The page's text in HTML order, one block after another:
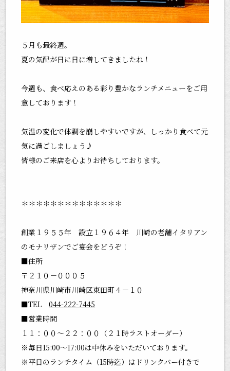
５月も最終週。
夏の気配が日に日に増してきましたね！
今週も、食べ応えのある彩り豊かなランチメニューをご用
意しております！
気温の変化で体調を崩しやすいですが、しっかり食べて元
気に過ごしましょう♪
皆様のご来店を心よりお待ちしております。
＊＊＊＊＊＊＊＊＊＊＊＊＊＊
創業１９５５年 設立１９６４年 川崎の老舗イタリアン
のモナリザンでご宴会をどうぞ！
■住所
〒２１０－０００５
神奈川県川崎市川崎区東田町４－１０
■TEL044-222-7445
■営業時間
１１：００～２２：００（２１時ラストオーダー）
※毎日15:00～17:00は中休みをいただいております。
※平日のランチタイム（15時迄）はドリンクバー付きで